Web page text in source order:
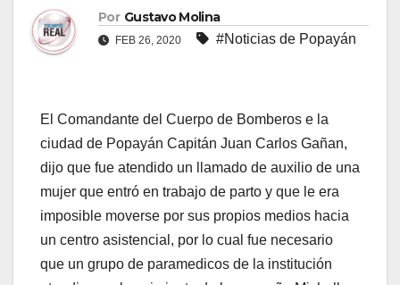
Por Gustavo Molina
FEB 26, 2020 #Noticias de Popayán
El Comandante del Cuerpo de Bomberos e la
ciudad de Popayán Capitán Juan Carlos Gañan,
dijo que fue atendido un llamado de auxilio de una
mujer que entró en trabajo de parto y que le era
imposible moverse por sus propios medios hacia
un centro asistencial, por lo cual fue necesario
que un grupo de paramedicos de la institución